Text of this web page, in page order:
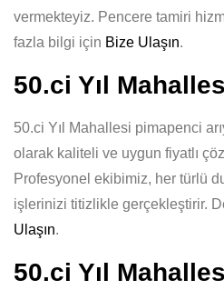
vermekteyiz. Pencere tamiri
fazla bilgi için Bize Ulaşın.
50.ci Yıl
50.ci Yıl Mahallesi pimapenci
olarak kaliteli ve uygun fiyatlı
Profesyonel ekibimiz, her türlü
işlerinizi titizlikle gerçekleştirir.
Ulaşın.
50.ci Yıl